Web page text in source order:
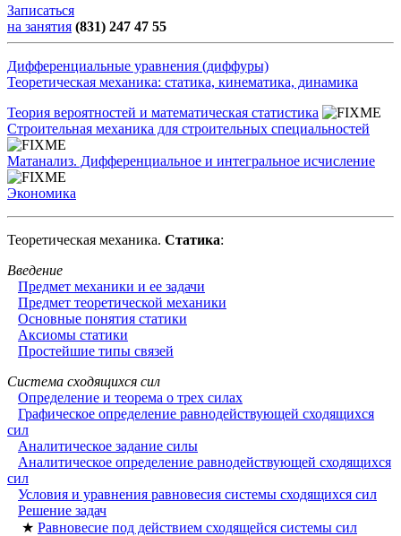
Записаться
на занятия (831) 247 47 55
Дифференциальные уравнения (диффуры)
Теоретическая механика: статика, кинематика, динамика
Теория вероятностей и математическая статистика
Строительная механика для строительных специальностей
Матанализ. Дифференциальное и интегральное исчисление
Экономика
Теоретическая механика. Статика:
Введение
Предмет механики и ее задачи
Предмет теоретической механики
Основные понятия статики
Аксиомы статики
Простейшие типы связей
Система сходящихся сил
Определение и теорема о трех силах
Графическое определение равнодействующей сходящихся
сил
Аналитическое задание силы
Аналитическое определение равнодействующей сходящихся
сил
Условия и уравнения равновесия системы сходящихся сил
Решение задач
★ Равновесие под действием сходящейся системы сил